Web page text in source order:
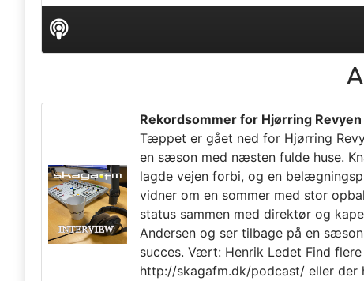
Audio
Rekordsommer for Hjørring Revyen
Tæppet er gået ned for Hjørring
en sæson med næsten fulde huse.
lagde vejen forbi, og en
vidner om en sommer med stor
status sammen med direktør og
Andersen og ser tilbage på en
succes. Vært: Henrik Ledet Find
http://skagafm.dk/podcast/ eller der